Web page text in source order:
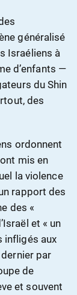
généralisé
Israéliens à
d’enfants —
du Shin
des
ordonnent
mis en
la violence
rapport des
des «
et « un
infligés aux
par
de
et souvent